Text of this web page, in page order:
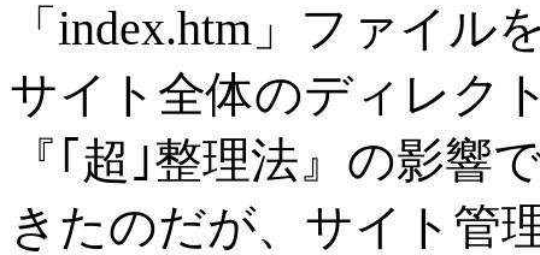
「index.htm」ファイ
サイト全体のディレク
『｢超｣整理法』の影響
きたのだが、サイト管